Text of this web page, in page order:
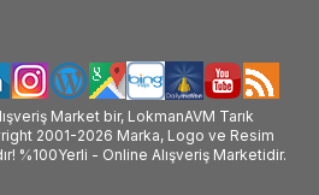
Market bir, LokmanAVM Tarık
2001-2026 Marka, Logo ve Resim
%100Yerli - Online Alışveriş Marketidir.